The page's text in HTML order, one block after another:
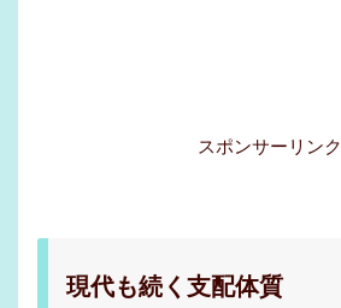
スポンサーリンク
現代も続く支配体質